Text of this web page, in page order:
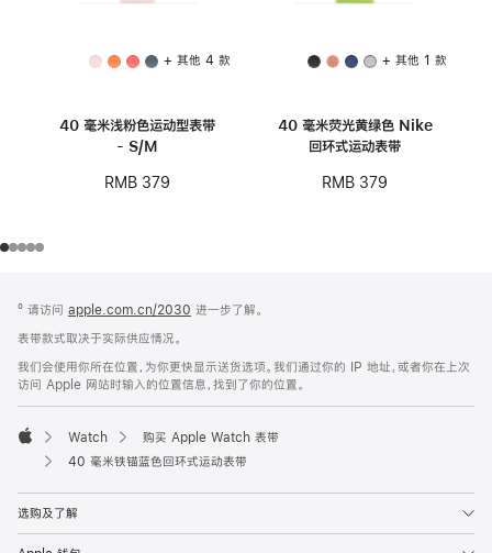
+ 其他 4 款
40 毫米浅粉色运动型表带
- S/M
RMB 379
+ 其他 1 款
40 毫米荧光黄绿色 Nike
回环式运动表带
RMB 379
页
脚
注
º 请访问 apple.com.cn/2030 进一步了解。
表带款式取决于实际供应情况。
我们会使用你所在位置，为你更快显示送货选项。我们通过你的 IP 地址，或者你在上次
访问 Apple 网站时输入的位置信息，找到了你的位置。
Apple
Watch
购买 Apple Watch 表带
40 毫米铁锚蓝色回环式运动表带
选购及了解